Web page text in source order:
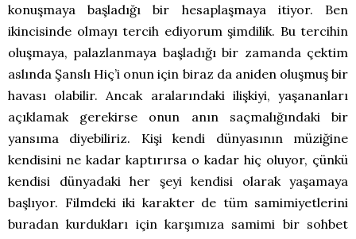
konuşmaya başladığı bir hesaplaşmaya itiyor. Ben
ikincisinde olmayı tercih ediyorum şimdilik. Bu tercihin
oluşmaya, palazlanmaya başladığı bir zamanda çektim
aslında Şanslı Hiç’i onun için biraz da aniden oluşmuş bir
havası olabilir. Ancak aralarındaki ilişkiyi, yaşananları
açıklamak gerekirse onun anın saçmalığındaki bir
yansıma diyebiliriz. Kişi kendi dünyasının müziğine
kendisini ne kadar kaptırırsa o kadar hiç oluyor, çünkü
kendisi dünyadaki her şeyi kendisi olarak yaşamaya
başlıyor. Filmdeki iki karakter de tüm samimiyetlerini
buradan kurdukları için karşımıza samimi bir sohbet